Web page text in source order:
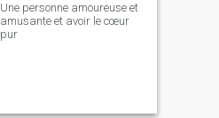
Une personne amoureuse et
amusante et avoir le cœur
pur